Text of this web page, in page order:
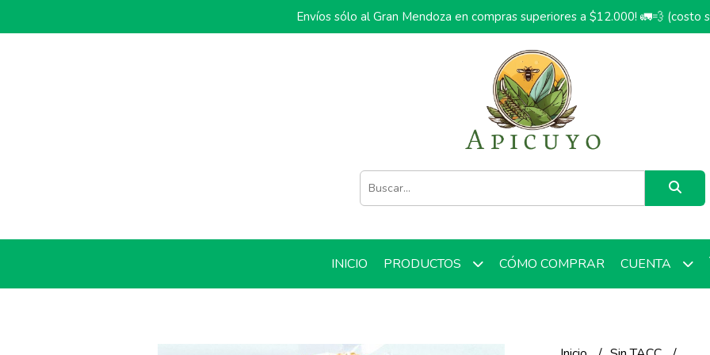
Envíos sólo al Gran Mendoza en compras superiores a $12.000! 🚛💨 (costo
INICIO PRODUCTOS CÓMO COMPRAR CUENTA